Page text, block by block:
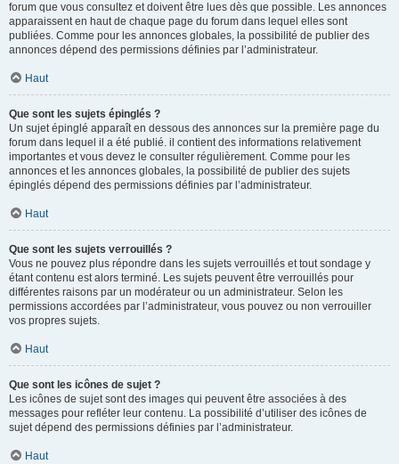
forum que vous consultez et doivent être lues dès que possible. Les annonces
apparaissent en haut de chaque page du forum dans lequel elles sont
publiées. Comme pour les annonces globales, la possibilité de publier des
annonces dépend des permissions définies par l’administrateur.
Haut
Que sont les sujets épinglés ?
Un sujet épinglé apparaît en dessous des annonces sur la première page du
forum dans lequel il a été publié. il contient des informations relativement
importantes et vous devez le consulter régulièrement. Comme pour les
annonces et les annonces globales, la possibilité de publier des sujets
épinglés dépend des permissions définies par l’administrateur.
Haut
Que sont les sujets verrouillés ?
Vous ne pouvez plus répondre dans les sujets verrouillés et tout sondage y
étant contenu est alors terminé. Les sujets peuvent être verrouillés pour
différentes raisons par un modérateur ou un administrateur. Selon les
permissions accordées par l’administrateur, vous pouvez ou non verrouiller
vos propres sujets.
Haut
Que sont les icônes de sujet ?
Les icônes de sujet sont des images qui peuvent être associées à des
messages pour refléter leur contenu. La possibilité d’utiliser des icônes de
sujet dépend des permissions définies par l’administrateur.
Haut